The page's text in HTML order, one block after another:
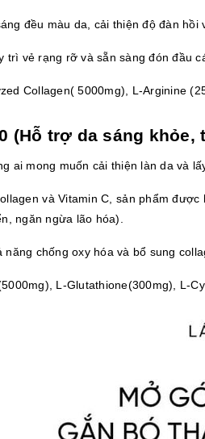
đều màu da, cải thiện độ đàn hồi
trì vẻ rạng rỡ và sẵn sàng đón đầu
Collagen( 5000mg), L-Arginine
(Hỗ trợ da sáng khỏe,
ai mong muốn cải thiện làn da và
và Vitamin C, sản phẩm
ngăn ngừa lão hóa).
năng chống oxy hóa và bổ sung
L-Glutathione(300mg), L-